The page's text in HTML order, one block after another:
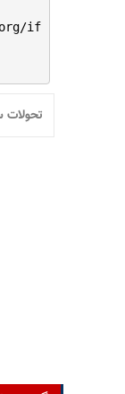
if